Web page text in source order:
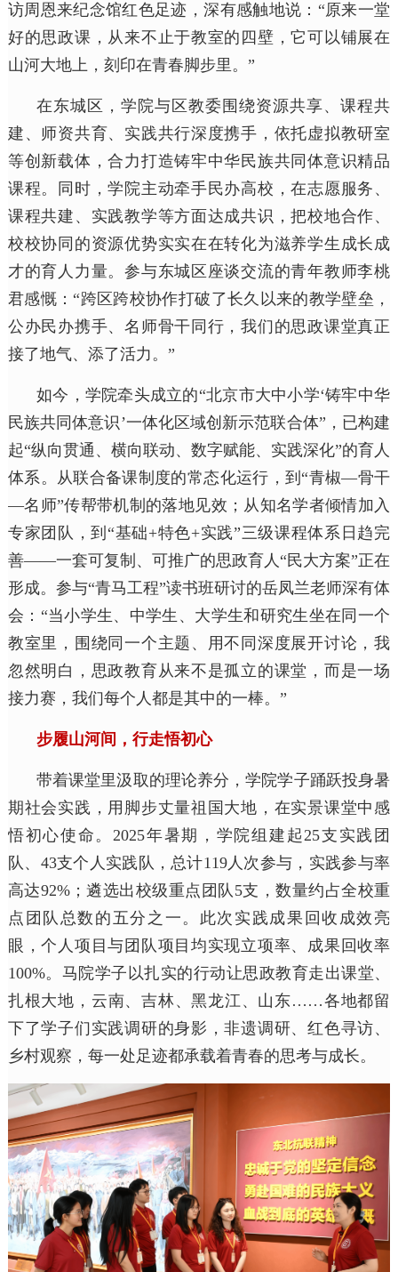
访周恩来纪念馆红色足迹，深有感触地说：“原来一堂
好的思政课，从来不止于教室的四壁，它可以铺展在
山河大地上，刻印在青春脚步里。”
在东城区，学院与区教委围绕资源共享、课程共
建、师资共育、实践共行深度携手，依托虚拟教研室
等创新载体，合力打造铸牢中华民族共同体意识精品
课程。同时，学院主动牵手民办高校，在志愿服务、
课程共建、实践教学等方面达成共识，把校地合作、
校校协同的资源优势实实在在转化为滋养学生成长成
才的育人力量。参与东城区座谈交流的青年教师李桃
君感慨：“跨区跨校协作打破了长久以来的教学壁垒，
公办民办携手、名师骨干同行，我们的思政课堂真正
接了地气、添了活力。”
如今，学院牵头成立的“北京市大中小学‘铸牢中华
民族共同体意识’一体化区域创新示范联合体”，已构建
起“纵向贯通、横向联动、数字赋能、实践深化”的育人
体系。从联合备课制度的常态化运行，到“青椒—骨干
—名师”传帮带机制的落地见效；从知名学者倾情加入
专家团队，到“基础+特色+实践”三级课程体系日趋完
善——一套可复制、可推广的思政育人“民大方案”正在
形成。参与“青马工程”读书班研讨的岳凤兰老师深有体
会：“当小学生、中学生、大学生和研究生坐在同一个
教室里，围绕同一个主题、用不同深度展开讨论，我
忽然明白，思政教育从来不是孤立的课堂，而是一场
接力赛，我们每个人都是其中的一棒。”
步履山河间，行走悟初心
带着课堂里汲取的理论养分，学院学子踊跃投身暑
期社会实践，用脚步丈量祖国大地，在实景课堂中感
悟初心使命。2025年暑期，学院组建起25支实践团
队、43支个人实践队，总计119人次参与，实践参与率
高达92%；遴选出校级重点团队5支，数量约占全校重
点团队总数的五分之一。此次实践成果回收成效亮
眼，个人项目与团队项目均实现立项率、成果回收率
100%。马院学子以扎实的行动让思政教育走出课堂、
扎根大地，云南、吉林、黑龙江、山东……各地都留
下了学子们实践调研的身影，非遗调研、红色寻访、
乡村观察，每一处足迹都承载着青春的思考与成长。